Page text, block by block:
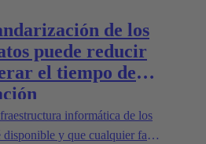
de los
puede reducir
el tiempo de
informática de los
disponible y que cualquier fallo